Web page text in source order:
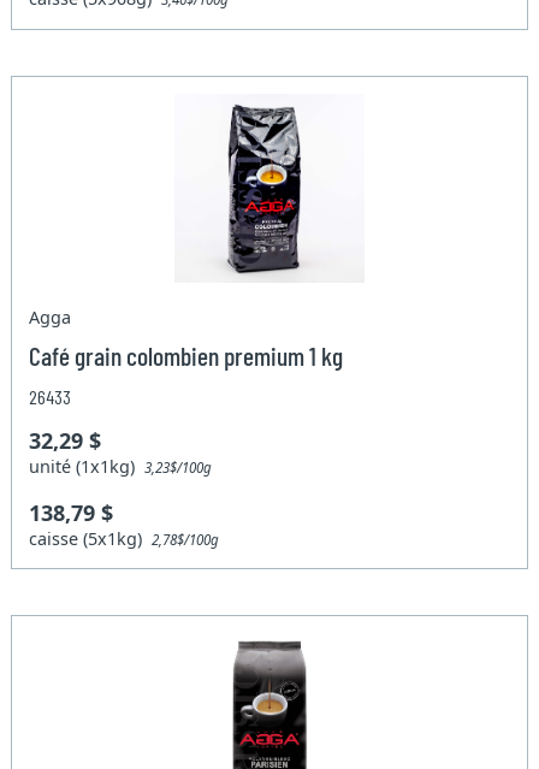
Agga
Café grain colombien premium 1 kg
26433
32,29 $
unité (1x1kg)3,23$/100g
138,79 $
caisse (5x1kg)2,78$/100g